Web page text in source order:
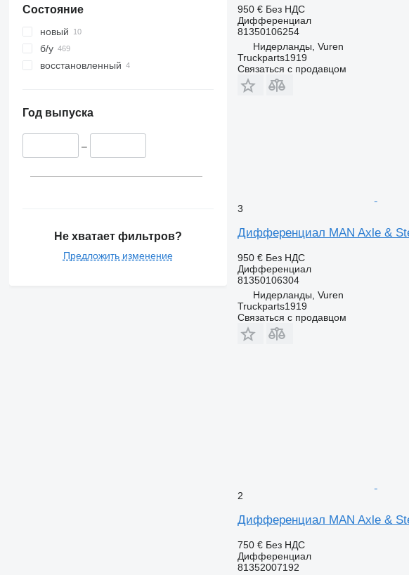
Состояние
новый
б/у
восстановленный
Год выпуска
–
Не хватает фильтров?
Предложить изменение
950 € Без НДС
Дифференциал
81350106254
Нидерланды, Vuren
Truckparts1919
Связаться с продавцом
3
Дифференциал MAN Axle &
950 € Без НДС
Дифференциал
81350106304
Нидерланды, Vuren
Truckparts1919
Связаться с продавцом
2
Дифференциал MAN Axle &
750 € Без НДС
Дифференциал
81352007192